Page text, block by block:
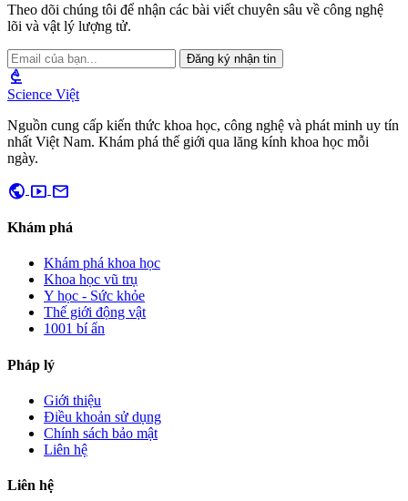
Theo dõi chúng tôi để nhận các bài viết chuyên sâu về công nghệ
lõi và vật lý lượng tử.
Đăng ký nhận tin
biotech
Science Việt
Nguồn cung cấp kiến thức khoa học, công nghệ và phát minh uy tín
nhất Việt Nam. Khám phá thế giới qua lăng kính khoa học mỗi
ngày.
public smart_display mail
Khám phá
Khám phá khoa học
Khoa học vũ trụ
Y học - Sức khỏe
Thế giới động vật
1001 bí ẩn
Pháp lý
Giới thiệu
Điều khoản sử dụng
Chính sách bảo mật
Liên hệ
Liên hệ